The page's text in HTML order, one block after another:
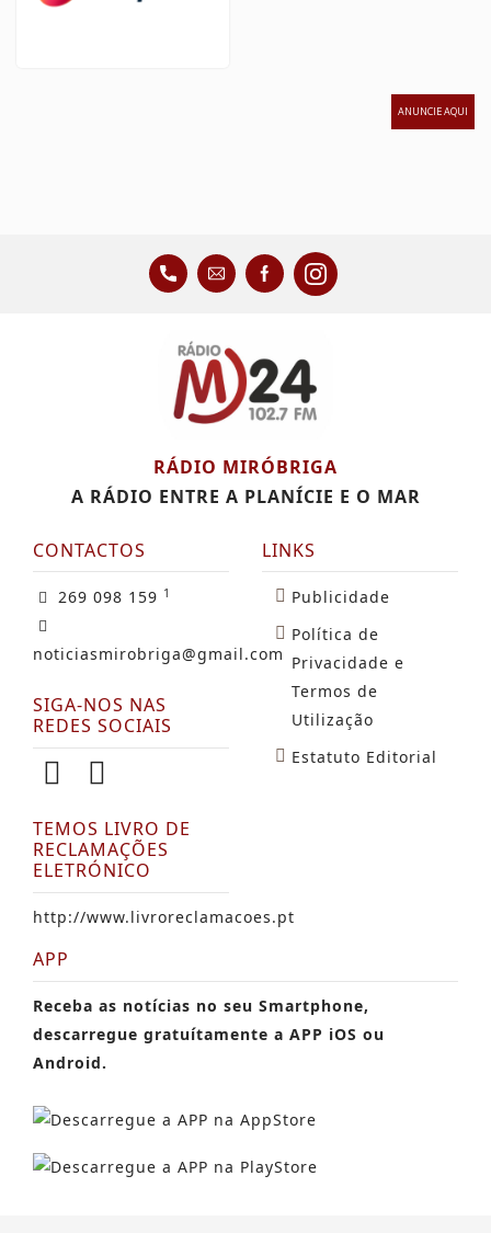
ANUNCIE AQUI
RÁDIO MIRÓBRIGA
A RÁDIO ENTRE A PLANÍCIE E O MAR
CONTACTOS
269 098 159 1
noticiasmirobriga@gmail.com
SIGA-NOS NAS
REDES SOCIAIS
TEMOS LIVRO DE
RECLAMAÇÕES
ELETRÓNICO
http://www.livroreclamacoes.pt
LINKS
Publicidade
Política de
Privacidade e
Termos de
Utilização
Estatuto Editorial
APP
Receba as notícias no seu Smartphone,
descarregue gratuítamente a APP iOS ou
Android.